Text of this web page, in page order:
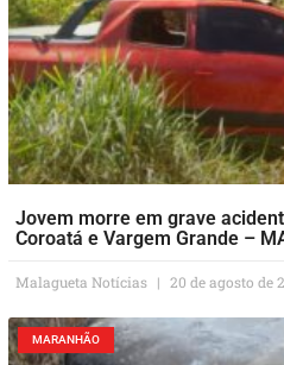
Jovem morre em grave
Coroatá e Vargem Grande –
Malagueta Notícias 20 de agosto de
MARANHÃO